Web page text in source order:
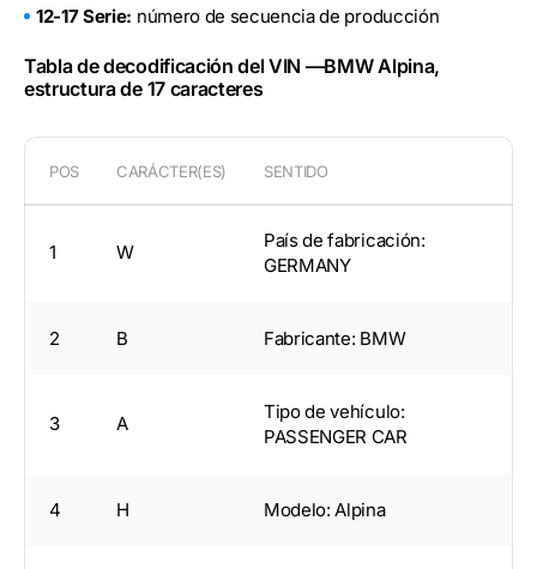
12-17 Serie: número de secuencia de producción
Tabla de decodificación del VIN —BMW Alpina,
estructura de 17 caracteres
POS CARÁCTER(ES) SENTIDO
1 W
País de fabricación:
GERMANY
2 B Fabricante: BMW
3 A
Tipo de vehículo:
PASSENGER CAR
4 H Modelo: Alpina